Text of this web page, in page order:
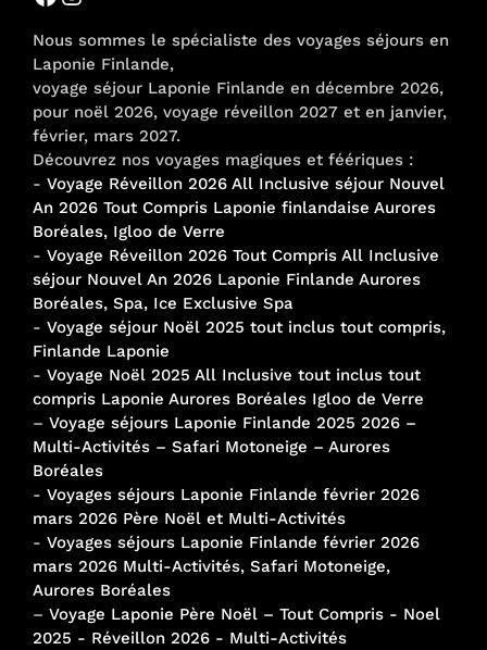
Nous sommes le spécialiste des voyages séjours en
Laponie Finlande,
voyage séjour Laponie Finlande en décembre 2026,
pour noël 2026, voyage réveillon 2027 et en janvier,
février, mars 2027.
Découvrez nos voyages magiques et féériques :
- Voyage Réveillon 2026 All Inclusive séjour Nouvel
An 2026 Tout Compris Laponie finlandaise Aurores
Boréales, Igloo de Verre
- Voyage Réveillon 2026 Tout Compris All Inclusive
séjour Nouvel An 2026 Laponie Finlande Aurores
Boréales, Spa, Ice Exclusive Spa
- Voyage séjour Noël 2025 tout inclus tout compris,
Finlande Laponie
- Voyage Noël 2025 All Inclusive tout inclus tout
compris Laponie Aurores Boréales Igloo de Verre
– Voyage séjours Laponie Finlande 2025 2026 –
Multi-Activités – Safari Motoneige – Aurores
Boréales
- Voyages séjours Laponie Finlande février 2026
mars 2026 Père Noël et Multi-Activités
- Voyages séjours Laponie Finlande février 2026
mars 2026 Multi-Activités, Safari Motoneige,
Aurores Boréales
– Voyage Laponie Père Noël – Tout Compris - Noel
2025 - Réveillon 2026 - Multi-Activités